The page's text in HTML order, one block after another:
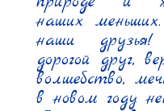
наших
наши
дорогой друг,
волшебство,
в новом году